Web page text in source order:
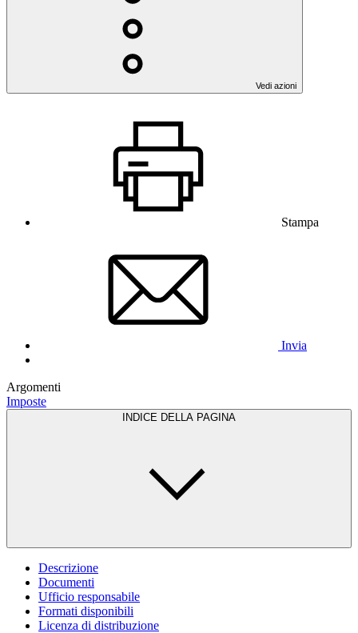
Vedi azioni
Stampa
Invia
Argomenti
Imposte
INDICE DELLA PAGINA
Descrizione
Documenti
Ufficio responsabile
Formati disponibili
Licenza di distribuzione